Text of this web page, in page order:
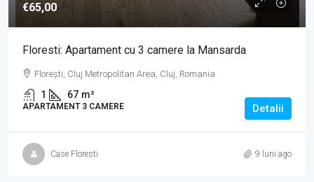
€65,00
Floresti: Apartament cu 3 camere la Mansarda
Florești, Cluj Metropolitan Area, Cluj, Romania
1 67 m²
APARTAMENT 3 CAMERE Detalii
Case Floresti 9 luni ago